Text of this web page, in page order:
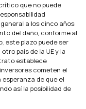
que no puede
a los cinco años
del daño, conforme al
este plazo puede ser
país de la UE y la
establece
cometen el
de que el
así la posibilidad de